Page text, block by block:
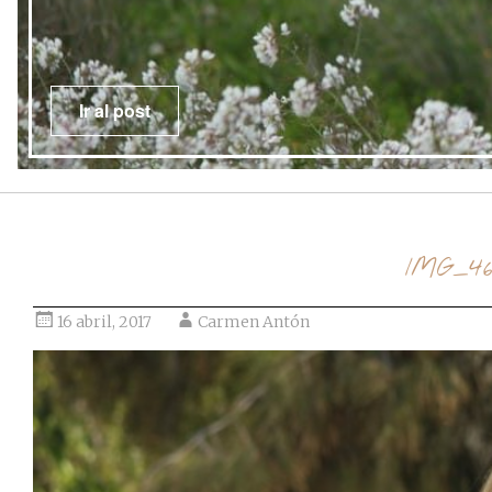
Ir al post
16 abril, 2017 Carmen Antón